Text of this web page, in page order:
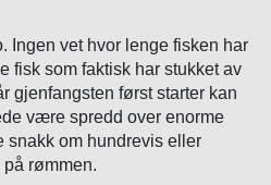
Ingen vet hvor lenge fisken har
fisk som faktisk har stukket av
gjenfangsten først starter kan
være spredd over enorme
snakk om hundrevis eller
rømmen.